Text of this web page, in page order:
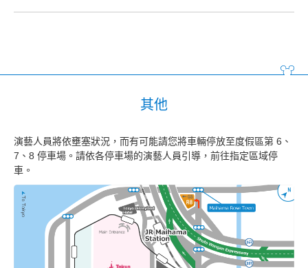
其他
演藝人員將依壅塞狀況，而有可能請您將車輛停放至度假區第 6、
7、8 停車場。請依各停車場的演藝人員引導，前往指定區域停
車。